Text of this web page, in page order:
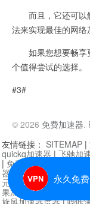
而且，它还可以
法来实现最佳的网络
如果您想要畅享
个值得尝试的选择。
#3#
© 2026 免费加速器.
永久免
友情链接： SITEMAP |
quickq加速器 | 飞驰加
| 免费vqn加速外网
器| 快柠檬加速器 |黑
元机场加速器 |一元机
果加速器|黑洞加速